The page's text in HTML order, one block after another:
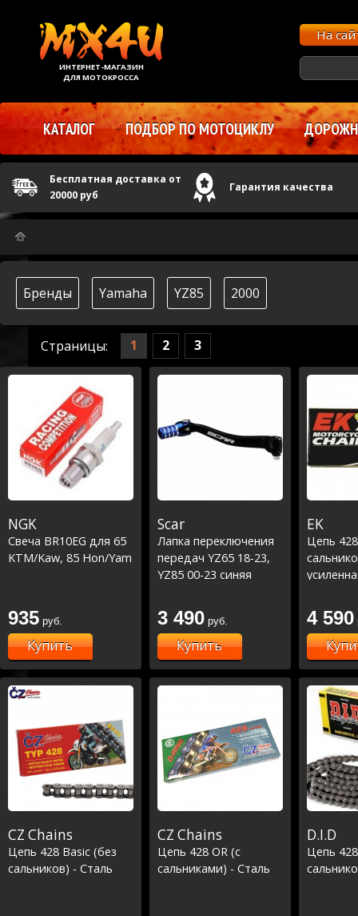
Бренды Yamaha YZ85 2000
Страницы: 1 2 3
NGK
Свеча BR10EG для 65
KTM/Kaw, 85 Hon/Yam
935 руб.
Купить
Scar
Лапка переключения
передач YZ65 18-23,
YZ85 00-23 синяя
3 490 руб.
Купить
EK
Цепь
4 590
CZ Chains
Цепь 428 Basic (без
сальников) - Сталь
CZ Chains
Цепь 428 OR (с
сальниками) - Сталь
D.I.D
Цепь
ИНТЕРНЕТ-МАГАЗИН
ДЛЯ МОТОКРОССА
На
КАТАЛОГ ПОДБОР ПО МОТОЦИКЛУ
Бесплатная доставка от
20000 руб
Гарантия качества